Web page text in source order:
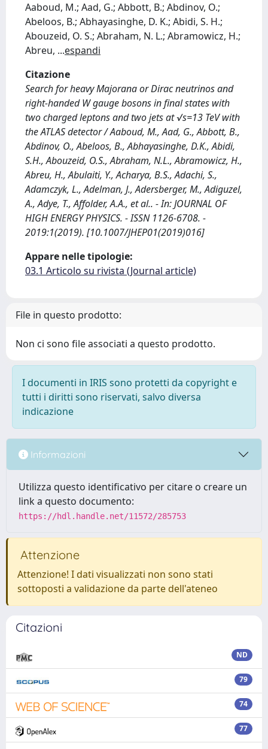
Aaboud, M.; Aad, G.; Abbott, B.; Abdinov, O.;
Abeloos, B.; Abhayasinghe, D. K.; Abidi, S. H.;
Abouzeid, O. S.; Abraham, N. L.; Abramowicz, H.;
Abreu, ...espandi
Citazione
Search for heavy Majorana or Dirac neutrinos and
right-handed W gauge bosons in final states with
two charged leptons and two jets at √s=13 TeV with
the ATLAS detector / Aaboud, M., Aad, G., Abbott, B.,
Abdinov, O., Abeloos, B., Abhayasinghe, D.K., Abidi,
S.H., Abouzeid, O.S., Abraham, N.L., Abramowicz, H.,
Abreu, H., Abulaiti, Y., Acharya, B.S., Adachi, S.,
Adamczyk, L., Adelman, J., Adersberger, M., Adiguzel,
A., Adye, T., Affolder, A.A., et al.. - In: JOURNAL OF
HIGH ENERGY PHYSICS. - ISSN 1126-6708. -
2019:1(2019). [10.1007/JHEP01(2019)016]
Appare nelle tipologie:
03.1 Articolo su rivista (Journal article)
File in questo prodotto:
Non ci sono file associati a questo prodotto.
I documenti in IRIS sono protetti da copyright e
tutti i diritti sono riservati, salvo diversa
indicazione
Informazioni
Utilizza questo identificativo per citare o creare un
link a questo documento:
https://hdl.handle.net/11572/285753
Attenzione
Attenzione! I dati visualizzati non sono stati
sottoposti a validazione da parte dell'ateneo
Citazioni
ND
79
74
77